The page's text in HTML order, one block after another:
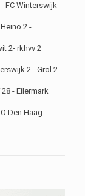
FC Winterswijk
2 -
2- rkhvv 2
2 - Grol 2
- Eilermark
Den Haag